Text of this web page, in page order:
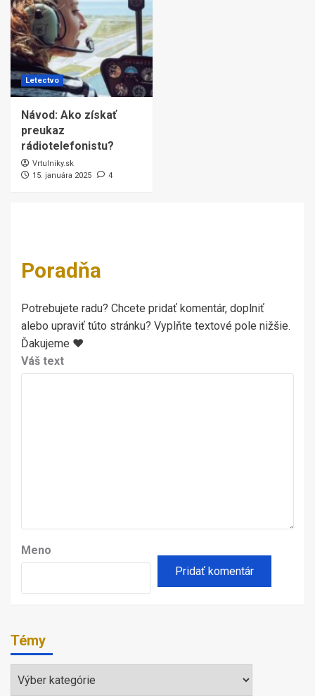
Letectvo
Návod: Ako získať
preukaz
rádiotelefonistu?
Vrtulniky.sk
15. januára 2025
4
Poradňa
Potrebujete radu? Chcete pridať komentár, doplniť
alebo upraviť túto stránku? Vyplňte textové pole nižšie.
Ďakujeme ♥
Váš text
Meno
Témy
Témy